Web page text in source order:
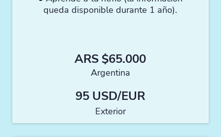
queda disponible durante 1 año).
ARS $65.000
Argentina
95 USD/EUR
Exterior